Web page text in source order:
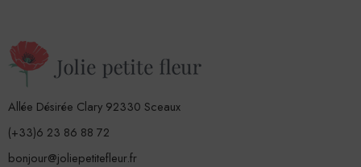
Allée Désirée Clary 92330 Sceaux
(+33)6 23 86 88 72
bonjour@joliepetitefleur.fr